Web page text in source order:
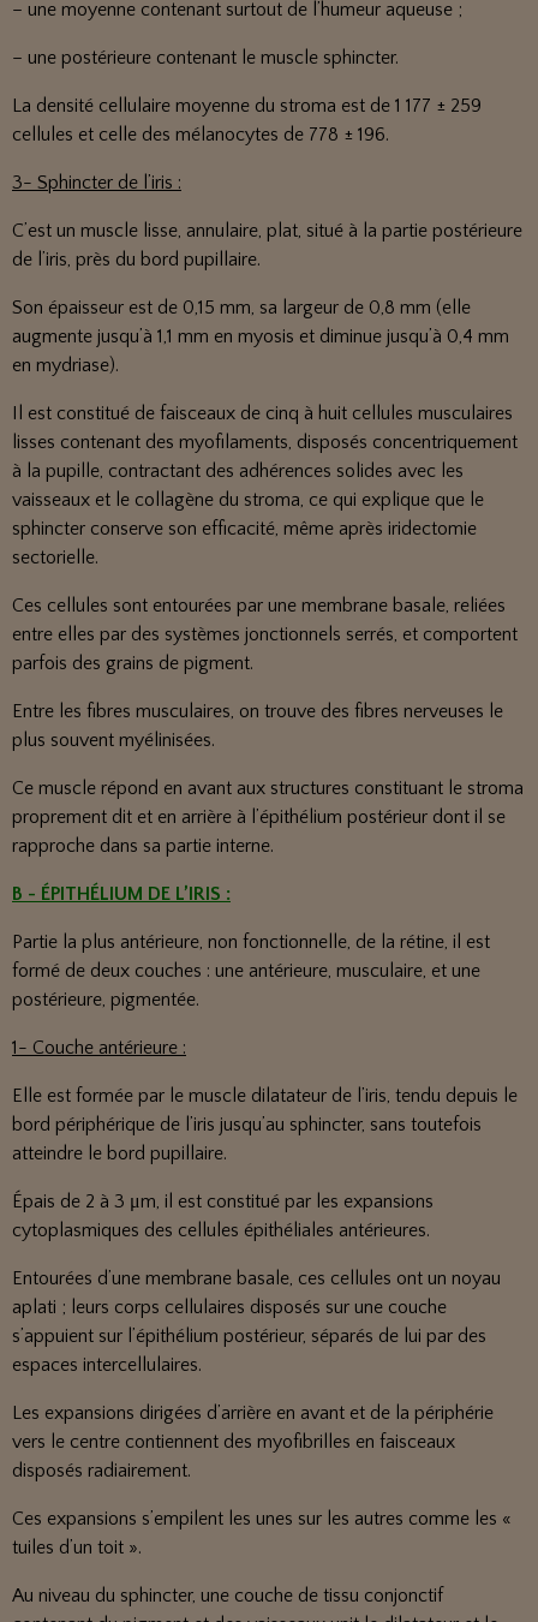
– une moyenne contenant surtout de l’humeur aqueuse ;
– une postérieure contenant le muscle sphincter.
La densité cellulaire moyenne du stroma est de 1 177 ± 259
cellules et celle des mélanocytes de 778 ± 196.
3- Sphincter de l’iris :
C’est un muscle lisse, annulaire, plat, situé à la partie postérieure
de l’iris, près du bord pupillaire.
Son épaisseur est de 0,15 mm, sa largeur de 0,8 mm (elle
augmente jusqu’à 1,1 mm en myosis et diminue jusqu’à 0,4 mm
en mydriase).
Il est constitué de faisceaux de cinq à huit cellules musculaires
lisses contenant des myofilaments, disposés concentriquement
à la pupille, contractant des adhérences solides avec les
vaisseaux et le collagène du stroma, ce qui explique que le
sphincter conserve son efficacité, même après iridectomie
sectorielle.
Ces cellules sont entourées par une membrane basale, reliées
entre elles par des systèmes jonctionnels serrés, et comportent
parfois des grains de pigment.
Entre les fibres musculaires, on trouve des fibres nerveuses le
plus souvent myélinisées.
Ce muscle répond en avant aux structures constituant le stroma
proprement dit et en arrière à l’épithélium postérieur dont il se
rapproche dans sa partie interne.
B - ÉPITHÉLIUM DE L’IRIS :
Partie la plus antérieure, non fonctionnelle, de la rétine, il est
formé de deux couches : une antérieure, musculaire, et une
postérieure, pigmentée.
1- Couche antérieure :
Elle est formée par le muscle dilatateur de l’iris, tendu depuis le
bord périphérique de l’iris jusqu’au sphincter, sans toutefois
atteindre le bord pupillaire.
Épais de 2 à 3 μm, il est constitué par les expansions
cytoplasmiques des cellules épithéliales antérieures.
Entourées d’une membrane basale, ces cellules ont un noyau
aplati ; leurs corps cellulaires disposés sur une couche
s’appuient sur l’épithélium postérieur, séparés de lui par des
espaces intercellulaires.
Les expansions dirigées d’arrière en avant et de la périphérie
vers le centre contiennent des myofibrilles en faisceaux
disposés radiairement.
Ces expansions s’empilent les unes sur les autres comme les «
tuiles d’un toit ».
Au niveau du sphincter, une couche de tissu conjonctif